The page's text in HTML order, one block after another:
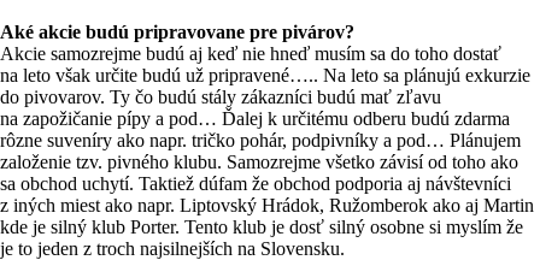
Aké akcie budú pripravovane pre pivárov?
Akcie samozrejme budú aj keď nie hneď musím sa do toho dostať
na leto však určite budú už pripravené….. Na leto sa plánujú exkurzie
do pivovarov. Ty čo budú stály zákazníci budú mať zľavu
na zapožičanie pípy a pod… Ďalej k určitému odberu budú zdarma
rôzne suveníry ako napr. tričko pohár, podpivníky a pod… Plánujem
založenie tzv. pivného klubu. Samozrejme všetko závisí od toho ako
sa obchod uchytí. Taktiež dúfam že obchod podporia aj návštevníci
z iných miest ako napr. Liptovský Hrádok, Ružomberok ako aj Martin
kde je silný klub Porter. Tento klub je dosť silný osobne si myslím že
je to jeden z troch najsilnejších na Slovensku.